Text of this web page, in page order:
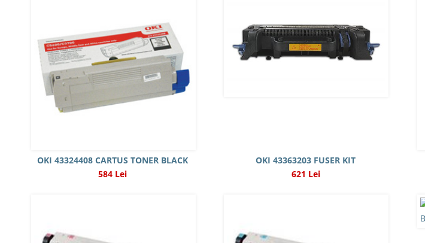
OKI 43324408 CARTUS TONER BLACK
584 Lei
OKI 43363203 FUSER KIT
621 Lei